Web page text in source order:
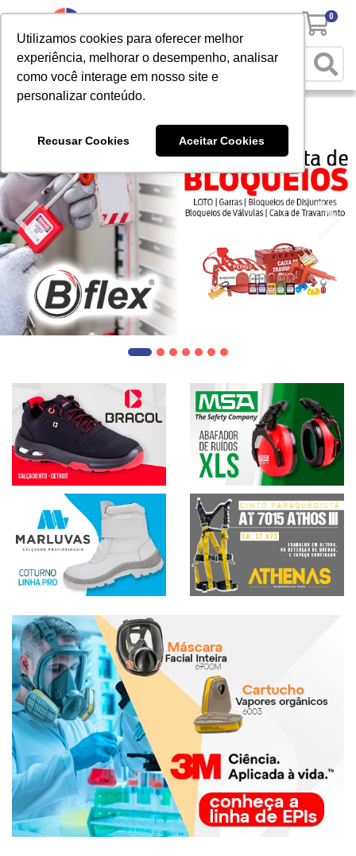
Utilizamos cookies para oferecer melhor
experiência, melhorar o desempenho, analisar
como você interage em nosso site e
personalizar conteúdo.
Recusar Cookies Aceitar Cookies
0